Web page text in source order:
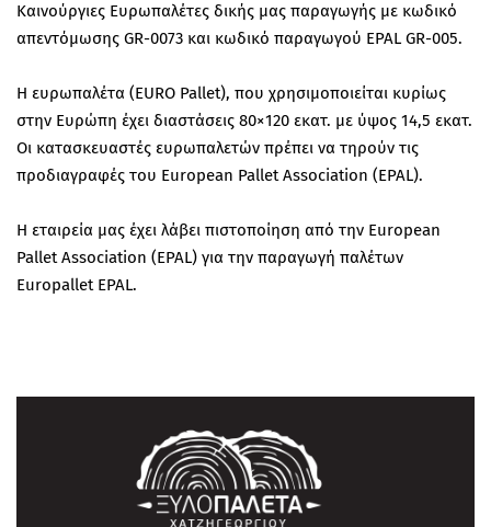
Καινούργιες Ευρωπαλέτες δικής μας παραγωγής με κωδικό
απεντόμωσης GR-0073 και κωδικό παραγωγού EPAL GR-005.
Η ευρωπαλέτα (EURO Pallet), που χρησιμοποιείται κυρίως
στην Ευρώπη έχει διαστάσεις 80×120 εκατ. με ύψος 14,5 εκατ.
Οι κατασκευαστές ευρωπαλετών πρέπει να τηρούν τις
προδιαγραφές του European Pallet Association (EPAL).
Η εταιρεία μας έχει λάβει πιστοποίηση από την European
Pallet Association (EPAL) για την παραγωγή παλέτων
Europallet EPAL.